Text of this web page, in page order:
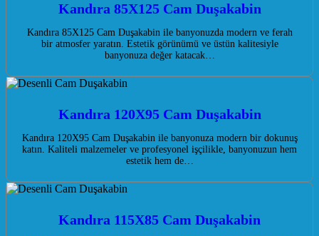
Kandıra 85X125 Cam Duşakabin
Kandıra 85X125 Cam Duşakabin ile banyonuzda modern ve ferah
bir atmosfer yaratın. Estetik görünümü ve üstün kalitesiyle
banyonuza değer katacak…
Kandıra 120X95 Cam Duşakabin
Kandıra 120X95 Cam Duşakabin ile banyonuza modern bir dokunuş
katın. Kaliteli malzemeler ve profesyonel işçilikle, banyonuzun hem
estetik hem de…
Kandıra 115X85 Cam Duşakabin